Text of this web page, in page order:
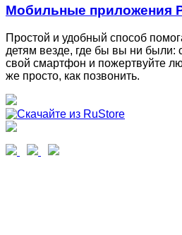
Мобильные приложения
Простой и удобный способ
детям везде, где бы вы ни были:
свой смартфон и пожертвуйте
же просто, как позвонить.